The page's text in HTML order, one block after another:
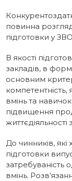
повинна
підготовки у
В якості
закладів, в
основним
вмінь та
підвищення
життєдіяльності
До чинників, які
підготовки
затребуваність
вмінь.